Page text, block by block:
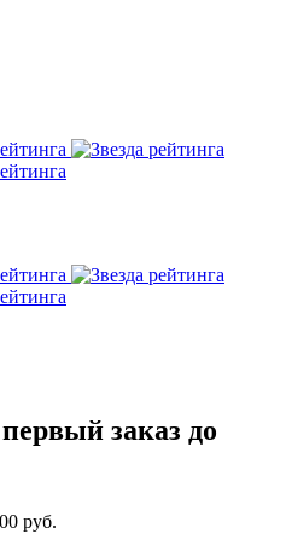
заказ до
руб.